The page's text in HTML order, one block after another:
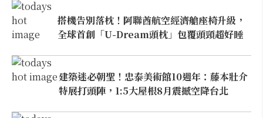
搭機告別落枕！阿聯酋航空經濟艙座椅升級，
全球首創「U-Dream頭枕」包覆頭頸超好睡
建築迷必朝聖！忠泰美術館10週年：藤本壯介
特展打頭陣，1:5大屋根8月震撼空降台北